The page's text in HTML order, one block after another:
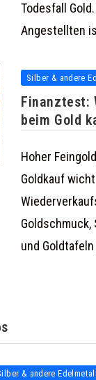
Todesfall
Angestellten
Silber & andere
Finanztest:
beim Gold
Hoher
Goldkauf
Goldschmuck,
und
& andere